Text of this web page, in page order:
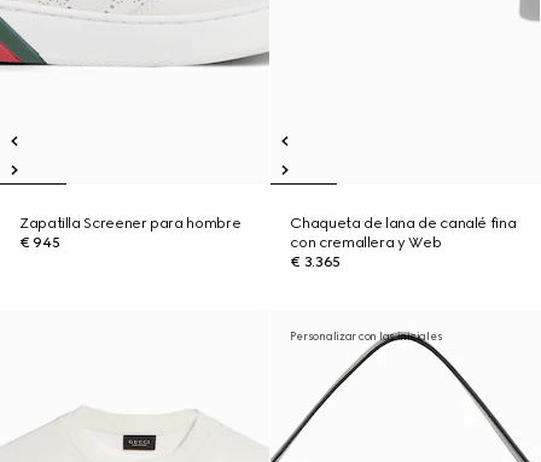
Zapatilla Screener para hombre
€ 945
Chaqueta de lana de canalé fina
con cremallera y Web
€ 3.365
Personalizar con las iniciales